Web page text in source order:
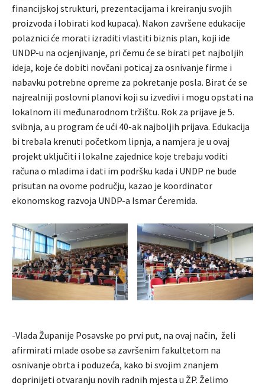
financijskoj strukturi, prezentacijama i kreiranju svojih
proizvoda i lobirati kod kupaca). Nakon završene edukacije
polaznici će morati izraditi vlastiti biznis plan, koji ide
UNDP-u na ocjenjivanje, pri čemu će se birati pet najboljih
ideja, koje će dobiti novčani poticaj za osnivanje firme i
nabavku potrebne opreme za pokretanje posla. Birat će se
najrealniji poslovni planovi koji su izvedivi i mogu opstati na
lokalnom ili međunarodnom tržištu. Rok za prijave je 5.
svibnja, a u program će ući 40-ak najboljih prijava. Edukacija
bi trebala krenuti početkom lipnja, a namjera je u ovaj
projekt uključiti i lokalne zajednice koje trebaju voditi
računa o mladima i dati im podršku kada i UNDP ne bude
prisutan na ovome području, kazao je koordinator
ekonomskog razvoja UNDP-a Ismar Ćeremida.
-Vlada Županije Posavske po prvi put, na ovaj način, želi
afirmirati mlade osobe sa završenim fakultetom na
osnivanje obrta i poduzeća, kako bi svojim znanjem
doprinijeti otvaranju novih radnih mjesta u ŽP. Želimo